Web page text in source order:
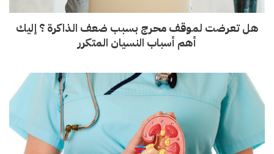
هل تعرضت لموقف محرج بسبب ضعف الذاكرة ؟ إليك
أهم أسباب النسيان المتكرر